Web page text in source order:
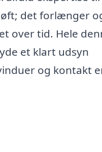
det forlænger
over tid. Hele
et klart udsyn
og kontakt